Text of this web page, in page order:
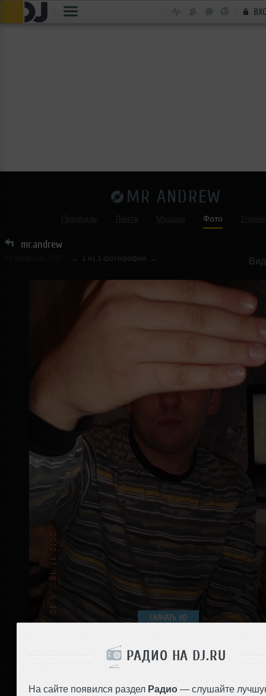
РАДИО НА DJ.RU
На сайте появился раздел Радио — слушайте
MR ANDREW
Фото
mr.andrew
← 1 из 1 фотографии →
СКАЧАТЬ HD
Поделиться с друзьями: